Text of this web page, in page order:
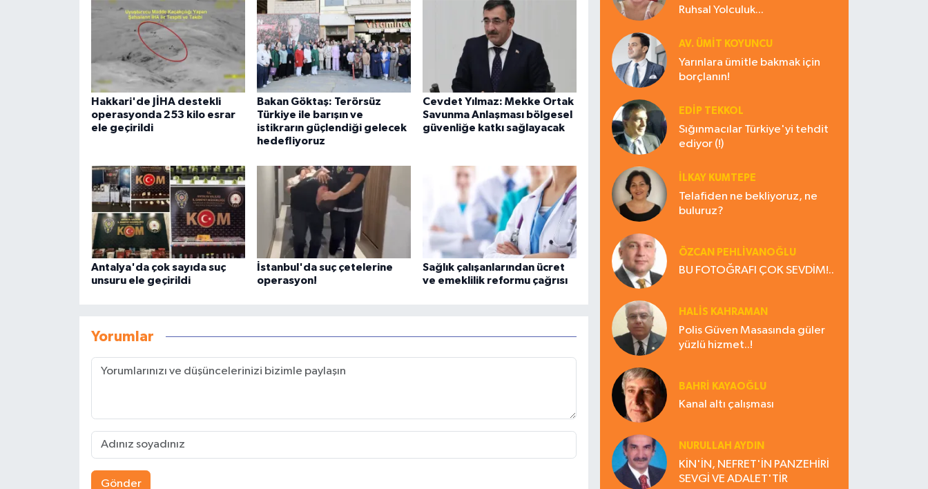
Hakkari'de JİHA destekli
operasyonda 253 kilo esrar
ele geçirildi
Bakan Göktaş: Terörsüz
Türkiye ile barışın ve
istikrarın güçlendiği gelecek
hedefliyoruz
Cevdet Yılmaz: Mekke Ortak
Savunma Anlaşması bölgesel
güvenliğe katkı sağlayacak
Antalya'da çok sayıda suç
unsuru ele geçirildi
İstanbul'da suç çetelerine
operasyon!
Sağlık çalışanlarından ücret
ve emeklilik reformu çağrısı
Yorumlar
Gönder
Ruhsal Yolculuk...
AV. ÜMIT KOYUNCU
Yarınlara ümitle bakmak için
borçlanın!
EDIP TEKKOL
Sığınmacılar Türkiye'yi tehdit
ediyor (!)
İLKAY KUMTEPE
Telafiden ne bekliyoruz, ne
buluruz?
ÖZCAN PEHLİVANOĞLU
BU FOTOĞRAFI ÇOK SEVDİM!..
HALIS KAHRAMAN
Polis Güven Masasında güler
yüzlü hizmet..!
BAHRI KAYAOĞLU
Kanal altı çalışması
NURULLAH AYDIN
KİN'İN, NEFRET'İN PANZEHİRİ
SEVGİ VE ADALET'TİR